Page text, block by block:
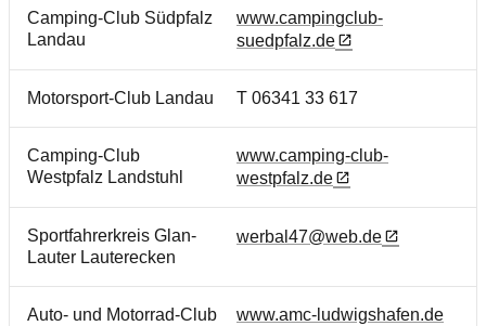
Camping-Club Südpfalz
Landau
www.campingclub-
suedpfalz.de
Motorsport-Club Landau T 06341 33 617
Camping-Club
Westpfalz Landstuhl
www.camping-club-
westpfalz.de
Sportfahrerkreis Glan-
Lauter Lauterecken
werbal47@web.de
Auto- und Motorrad-Club
www.amc-ludwigshafen.de